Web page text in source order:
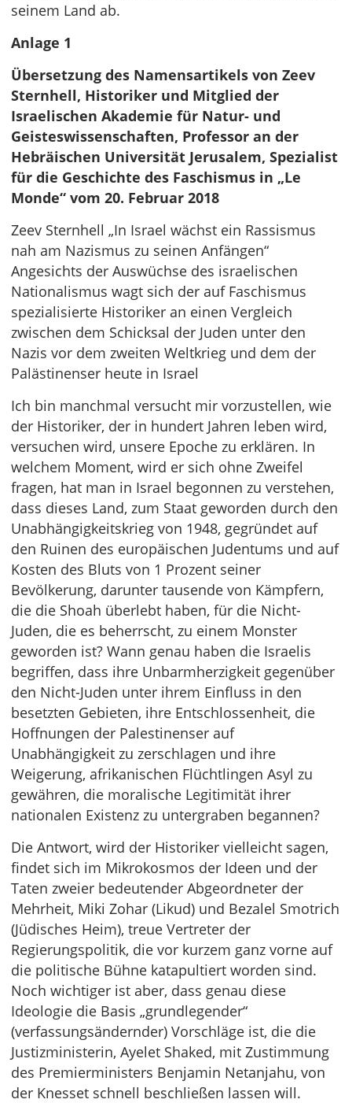
seinem Land ab.
Anlage 1
Übersetzung des Namensartikels von Zeev
Sternhell, Historiker und Mitglied der
Israelischen Akademie für Natur- und
Geisteswissenschaften, Professor an der
Hebräischen Universität Jerusalem, Spezialist
für die Geschichte des Faschismus in „Le
Monde“ vom 20. Februar 2018
Zeev Sternhell „In Israel wächst ein Rassismus
nah am Nazismus zu seinen Anfängen“
Angesichts der Auswüchse des israelischen
Nationalismus wagt sich der auf Faschismus
spezialisierte Historiker an einen Vergleich
zwischen dem Schicksal der Juden unter den
Nazis vor dem zweiten Weltkrieg und dem der
Palästinenser heute in Israel
Ich bin manchmal versucht mir vorzustellen, wie
der Historiker, der in hundert Jahren leben wird,
versuchen wird, unsere Epoche zu erklären. In
welchem Moment, wird er sich ohne Zweifel
fragen, hat man in Israel begonnen zu verstehen,
dass dieses Land, zum Staat geworden durch den
Unabhängigkeitskrieg von 1948, gegründet auf
den Ruinen des europäischen Judentums und auf
Kosten des Bluts von 1 Prozent seiner
Bevölkerung, darunter tausende von Kämpfern,
die die Shoah überlebt haben, für die Nicht-
Juden, die es beherrscht, zu einem Monster
geworden ist? Wann genau haben die Israelis
begriffen, dass ihre Unbarmherzigkeit gegenüber
den Nicht-Juden unter ihrem Einfluss in den
besetzten Gebieten, ihre Entschlossenheit, die
Hoffnungen der Palestinenser auf
Unabhängigkeit zu zerschlagen und ihre
Weigerung, afrikanischen Flüchtlingen Asyl zu
gewähren, die moralische Legitimität ihrer
nationalen Existenz zu untergraben begannen?
Die Antwort, wird der Historiker vielleicht sagen,
findet sich im Mikrokosmos der Ideen und der
Taten zweier bedeutender Abgeordneter der
Mehrheit, Miki Zohar (Likud) und Bezalel Smotrich
(Jüdisches Heim), treue Vertreter der
Regierungspolitik, die vor kurzem ganz vorne auf
die politische Bühne katapultiert worden sind.
Noch wichtiger ist aber, dass genau diese
Ideologie die Basis „grundlegender“
(verfassungsändernder) Vorschläge ist, die die
Justizministerin, Ayelet Shaked, mit Zustimmung
des Premierministers Benjamin Netanjahu, von
der Knesset schnell beschließen lassen will.